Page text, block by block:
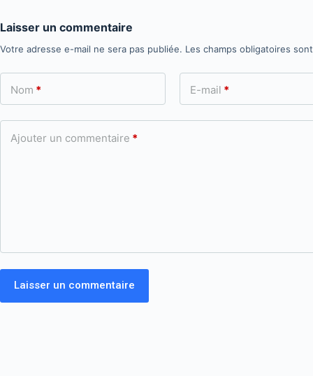
Laisser un commentaire
Votre adresse e-mail ne sera pas publiée. Les champs obligatoires
Nom * E-mail *
Ajouter un commentaire *
Laisser un commentaire